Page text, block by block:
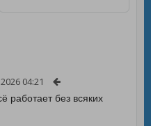
04:21
работает без всяких